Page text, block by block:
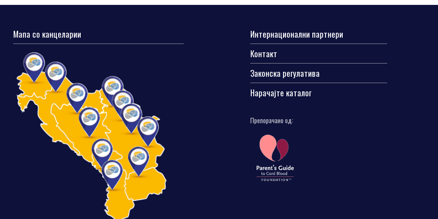
Мапа со канцеларии
Интернационални партнери
Контакт
Законска регулатива
Нарачајте каталог
Препорачано од: